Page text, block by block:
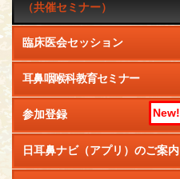
（共催セミナー）
臨床医会セッション
耳鼻咽喉科教育セミナー
参加登録 New!
日耳鼻ナビ（アプリ）のご案内